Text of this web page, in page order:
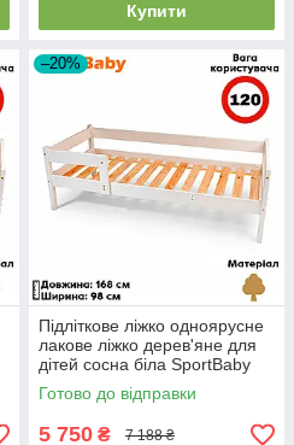
Купити
–20%
Підліткове ліжко одноярусне
лакове ліжко дерев'яне для
дітей сосна біла SportBaby
"Тиша" (90x160см)
Готово до відправки
5 750 ₴ 7 188 ₴